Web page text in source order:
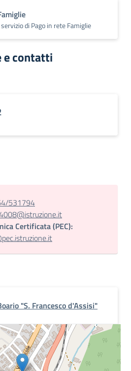
di Pago in rete Famiglie
e contatti
531794
Certificata (PEC):
"S. Francesco d'Assisi"